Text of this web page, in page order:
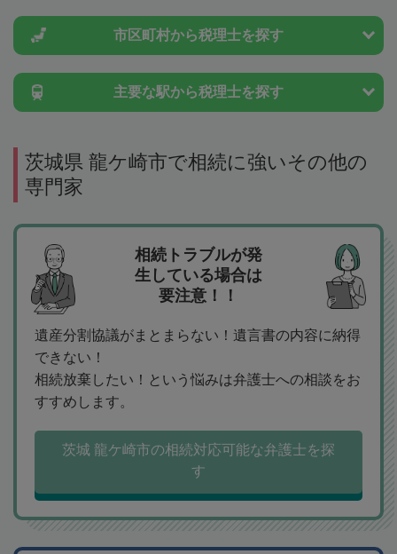
市区町村から税理士を探す
主要な駅から税理士を探す
茨城県 龍ケ崎市で相続に強いその他の
専門家
相続トラブルが発
生している場合は
要注意！！
遺産分割協議がまとまらない！遺言書の内容に納得
できない！
相続放棄したい！という悩みは弁護士への相談をお
すすめします。
茨城 龍ケ崎市の相続対応可能な弁護士を探
す